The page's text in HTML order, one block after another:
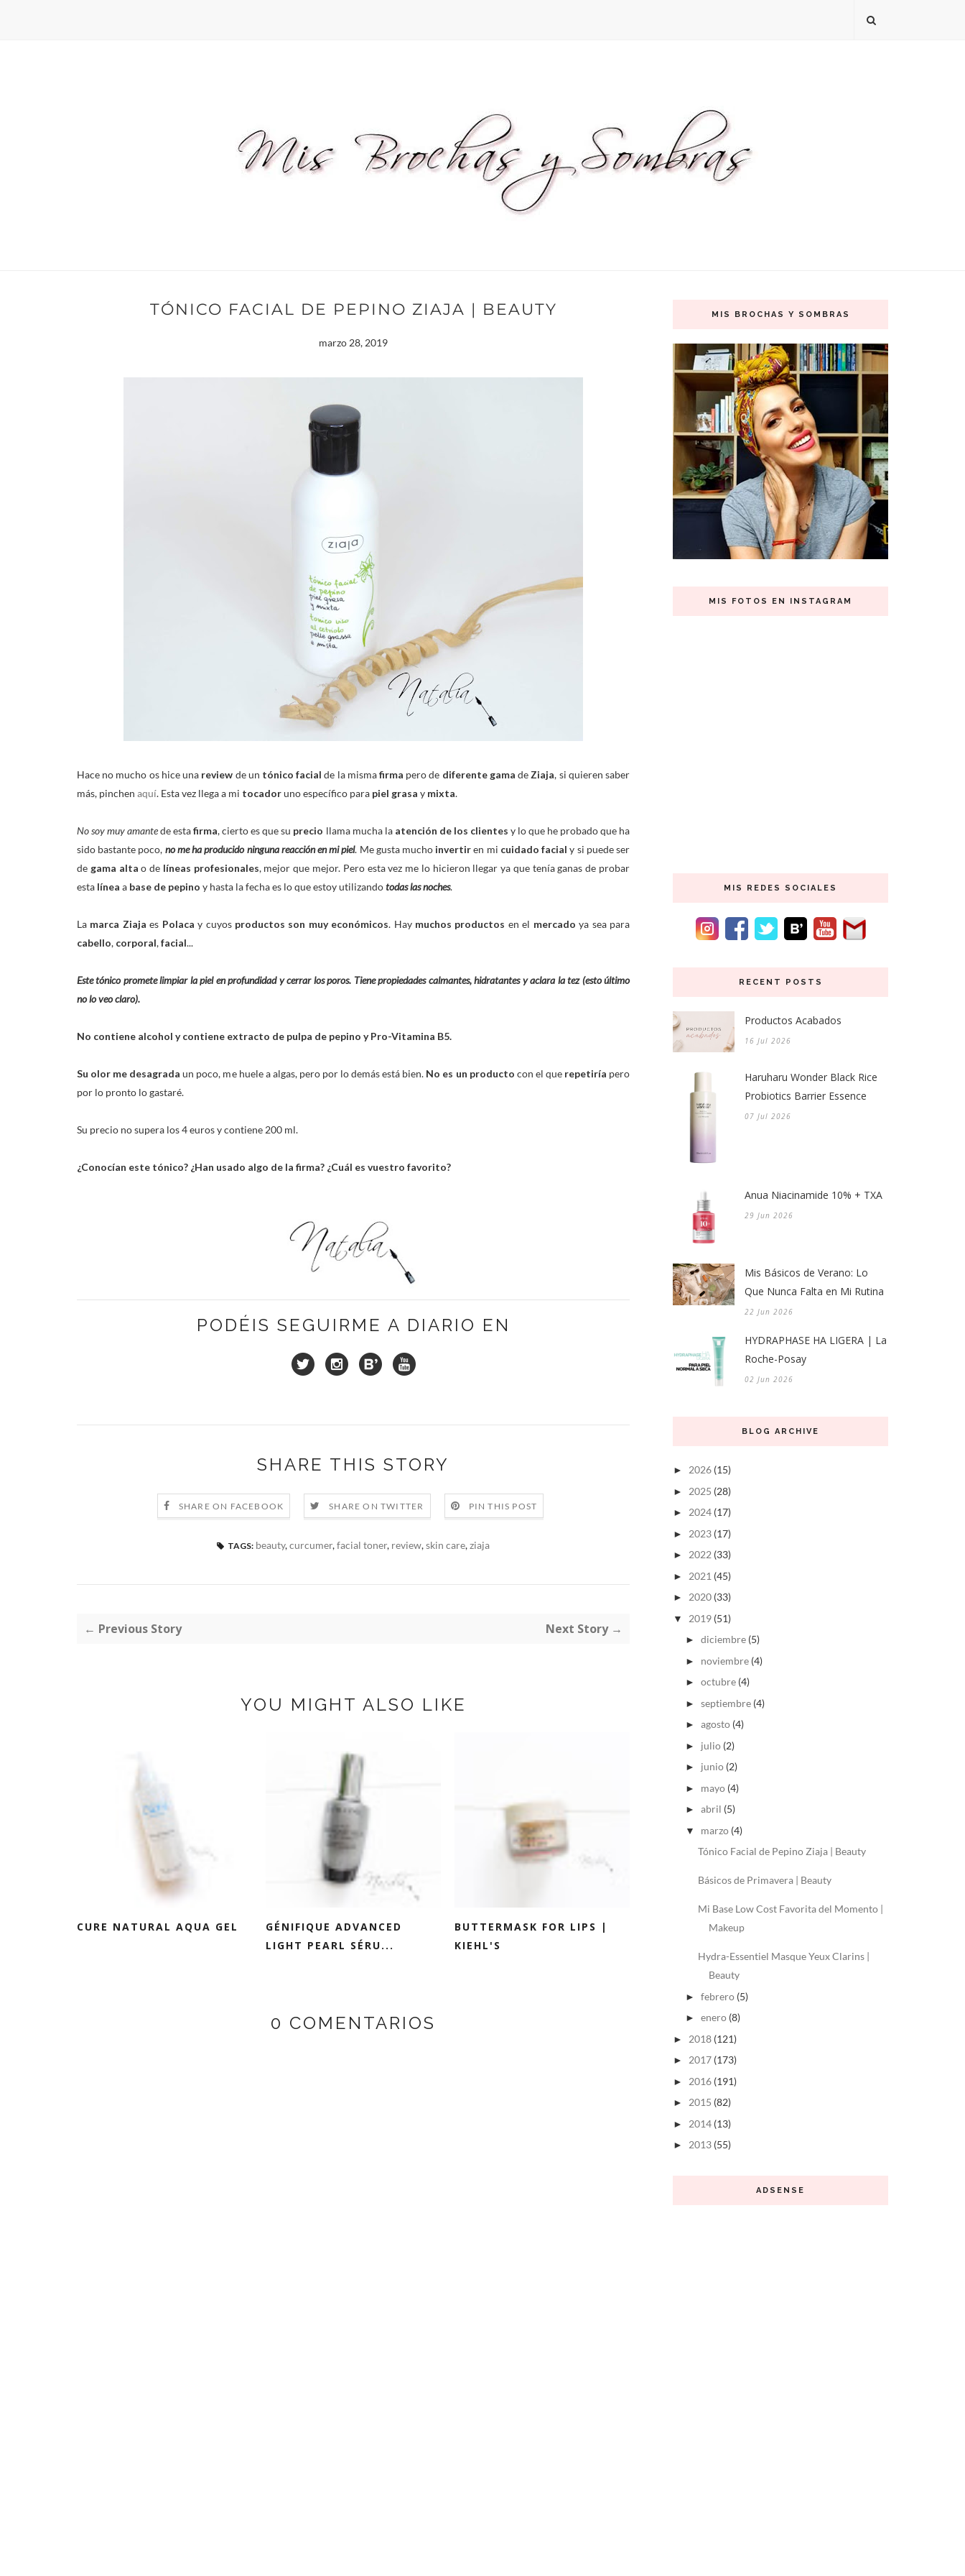
TÓNICO FACIAL DE PEPINO ZIAJA | BEAUTY
marzo 28, 2019
Hace no mucho os hice una review de un tónico facial de la mismafirma pero de diferente gama de Ziaja, si quieren saber
más, pinchen aquí. Esta vez llega a mi tocadoruno específico para piel grasa y mixta.
No soy muy amantede estafirma, cierto es que su precio llama mucha la atención de los clientes y lo que he probado que ha
sido bastante poco, no me ha producido ninguna reacción en mi piel. Me gusta mucho invertiren mi cuidado facialy si puede ser
de gama alta o de líneas profesionales, mejor que mejor. Pero esta vez me lo hicieron llegar ya que tenía ganas de probar
esta línea a base de pepino y hasta la fecha es lo que estoy utilizandotodas las noches.
La marca Ziajaes Polaca y cuyosproductos son muy económicos. Hay muchos productos en el mercado ya sea para
cabello, corporal,facial...
Este tónico promete limpiar la piel en profundidad y cerrar los poros. Tiene propiedades calmantes, hidratantes y aclara la tez (esto último
no lo veo claro).
No contiene alcohol y contiene extracto de pulpa de pepino y Pro-Vitamina B5.
Su olor me desagrada un poco, me huele a algas, pero por lo demás está bien. No es un producto con el que repetiría pero
por lo pronto lo gastaré.
Su precio no supera los 4 euros y contiene 200 ml.
¿Conocían este tónico? ¿Han usado algo de la firma? ¿Cuál es vuestro favorito?
PODÉIS SEGUIRME A DIARIO EN
SHARE THIS STORY
SHARE ON FACEBOOK SHARE ON TWITTER PIN THIS POST
TAGS: beauty,curcumer,facial toner, review,skin care,ziaja
← Previous Story Next Story →
YOU MIGHT ALSO LIKE
CURE NATURAL AQUA GEL
GÉNIFIQUE ADVANCED
LIGHT PEARL SÉRU...
BUTTERMASK FOR LIPS |
KIEHL'S
0 COMENTARIOS
MIS BROCHAS Y SOMBRAS
MIS FOTOS EN INSTAGRAM
MIS REDES SOCIALES
RECENT POSTS
Productos Acabados
16 Jul 2026
Haruharu Wonder Black Rice
Probiotics Barrier Essence
07 Jul 2026
Anua Niacinamide 10% + TXA
29 Jun 2026
Mis Básicos de Verano: Lo
Que Nunca Falta en Mi Rutina
22 Jun 2026
HYDRAPHASE HA LIGERA | La
Roche-Posay
02 Jun 2026
BLOG ARCHIVE
► 2026 (15)
► 2025 (28)
► 2024 (17)
► 2023 (17)
► 2022 (33)
► 2021 (45)
► 2020 (33)
▼ 2019 (51)
► diciembre (5)
► noviembre (4)
► octubre (4)
► septiembre (4)
► agosto (4)
► julio (2)
► junio (2)
► mayo (4)
► abril (5)
▼ marzo (4)
Tónico Facial de Pepino Ziaja | Beauty
Básicos de Primavera | Beauty
Mi Base Low Cost Favorita del Momento |
Makeup
Hydra-Essentiel Masque Yeux Clarins |
Beauty
► febrero (5)
► enero (8)
► 2018 (121)
► 2017 (173)
► 2016 (191)
► 2015 (82)
► 2014 (13)
► 2013 (55)
ADSENSE